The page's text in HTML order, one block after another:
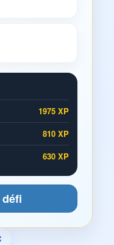
1975 XP
810 XP
630 XP